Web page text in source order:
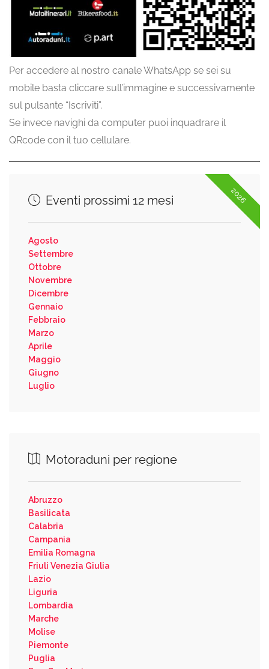
Per accedere al nostro canale WhatsApp se sei su
mobile basta cliccare sull’immagine e successivamente
sul pulsante “Iscriviti”.
Se invece navighi da computer puoi inquadrare il
QRcode con il tuo cellulare.
2026
Eventi prossimi 12 mesi
Agosto
Settembre
Ottobre
Novembre
Dicembre
Gennaio
Febbraio
Marzo
Aprile
Maggio
Giugno
Luglio
Motoraduni per regione
Abruzzo
Basilicata
Calabria
Campania
Emilia Romagna
Friuli Venezia Giulia
Lazio
Liguria
Lombardia
Marche
Molise
Piemonte
Puglia